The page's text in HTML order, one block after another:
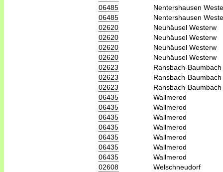
06485
Nentershausen
06485
Nentershausen
02620
Neuhäusel Westerw
02620
Neuhäusel Westerw
02620
Neuhäusel Westerw
02620
Neuhäusel Westerw
02623
Ransbach-Baumbach
02623
Ransbach-Baumbach
02623
Ransbach-Baumbach
06435
Wallmerod
06435
Wallmerod
06435
Wallmerod
06435
Wallmerod
06435
Wallmerod
06435
Wallmerod
06435
Wallmerod
02608
Welschneudorf